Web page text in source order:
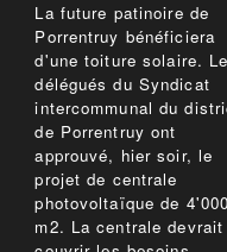
La future patinoire de
Porrentruy bénéficiera
d'une toiture solaire.
délégués du Syndicat
intercommunal du
de Porrentruy ont
approuvé, hier soir, le
projet de centrale
photovoltaïque de 4'000
m2. La centrale devrait